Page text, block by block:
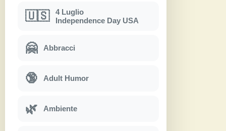
🇺🇸
4 Luglio
Independence Day USA
🤗 Abbracci
🔞 Adult Humor
🌿 Ambiente